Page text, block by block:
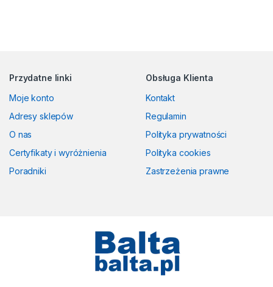
Przydatne linki
Moje konto
Adresy sklepów
O nas
Certyfikaty i wyróżnienia
Poradniki
Obsługa Klienta
Kontakt
Regulamin
Polityka prywatności
Polityka cookies
Zastrzeżenia prawne